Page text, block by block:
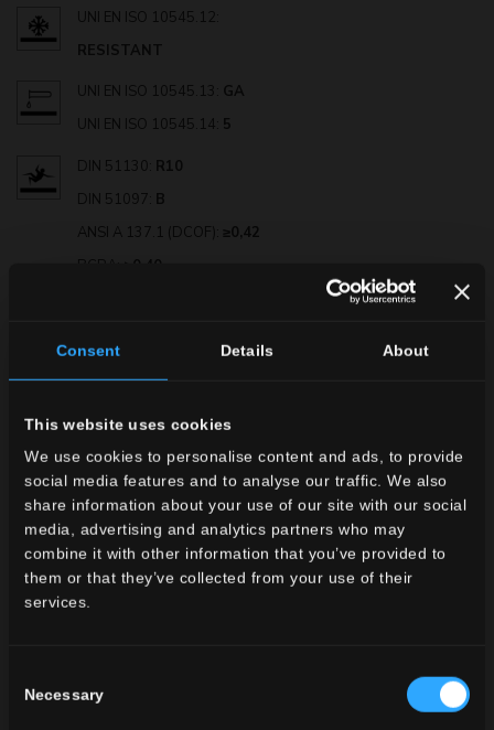
Consent Details About
This website uses cookies
We use cookies to personalise content and ads, to provide
social media features and to analyse our traffic. We also
share information about your use of our site with our social
media, advertising and analytics partners who may
combine it with other information that you’ve provided to
them or that they’ve collected from your use of their
services.
Selection
Necessary
UNI EN ISO 10545.12:
RESISTANT
UNI EN ISO 10545.13: GA
UNI EN ISO 10545.14: 5
DIN 51130: R10
DIN 51097: B
ANSI A 137.1 (DCOF): ≥0,42
BCRA:
>0,40
120x120 . 48"x48" 80x80 . 32"x32"